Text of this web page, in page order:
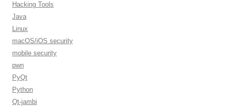
Hacking Tools
Java
Linux
macOS/iOS security
mobile security
pwn
PyQt
Python
Qt-jambi